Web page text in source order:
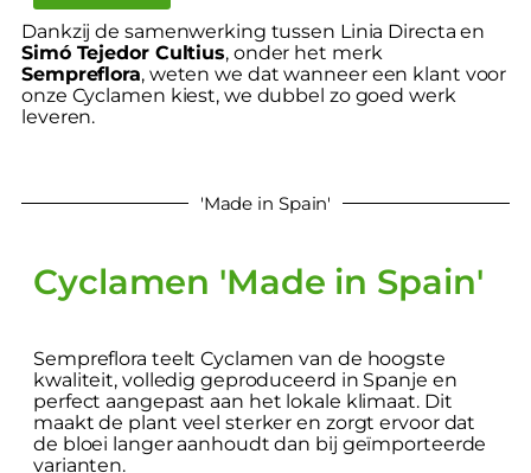
Dankzij de samenwerking tussen Linia Directa en
Simó Tejedor Cultius, onder het merk
Sempreflora, weten we dat wanneer een klant voor
onze Cyclamen kiest, we dubbel zo goed werk
leveren.
'Made in Spain'
Cyclamen 'Made in Spain'
Sempreflora teelt Cyclamen van de hoogste
kwaliteit, volledig geproduceerd in Spanje en
perfect aangepast aan het lokale klimaat. Dit
maakt de plant veel sterker en zorgt ervoor dat
de bloei langer aanhoudt dan bij geïmporteerde
varianten.